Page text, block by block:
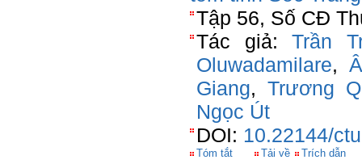
Tập 56, Số CĐ
Tác giả: Trần
Oluwadamilare,
Giang, Trương
Ngọc Út
DOI: 10.22144/
Tóm tắt Tải về Trích dẫn